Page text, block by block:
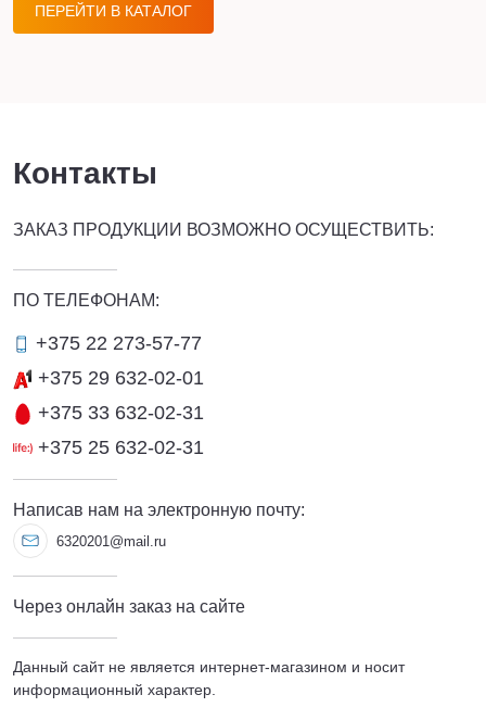
ПЕРЕЙТИ В КАТАЛОГ
Контакты
ЗАКАЗ ПРОДУКЦИИ ВОЗМОЖНО ОСУЩЕСТВИТЬ:
ПО ТЕЛЕФОНАМ:
+375 22 273-57-77
+375 29 632-02-01
+375 33 632-02-31
+375 25 632-02-31
Написав нам на электронную почту:
6320201@mail.ru
Через онлайн заказ на сайте
Данный сайт не является интернет-магазином и носит
информационный характер.